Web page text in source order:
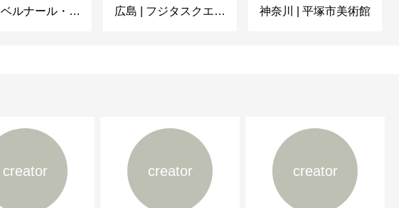
ベルナール・ビュフェ美術館
広島
フジタスクエアまるくる大野
神奈川
平塚市美術館
creator creator creator